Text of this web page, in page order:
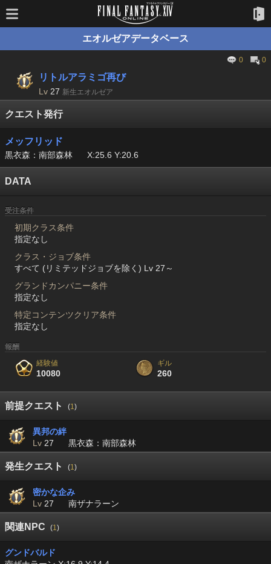
エオルゼアデータベース
0 0
リトルアラミゴ再び
Lv 27 新生エオルゼア
クエスト発行
メッフリッド
黒衣森：南部森林 X:25.6 Y:20.6
DATA
受注条件
初期クラス条件
指定なし
クラス・ジョブ条件
すべて (リミテッドジョブを除く) Lv 27～
グランドカンパニー条件
指定なし
特定コンテンツクリア条件
指定なし
報酬
経験値
10080
ギル
260
前提クエスト (1)
異邦の絆
Lv 27 黒衣森：南部森林
発生クエスト (1)
密かな企み
Lv 27 南ザナラーン
関連NPC (1)
グンドバルド